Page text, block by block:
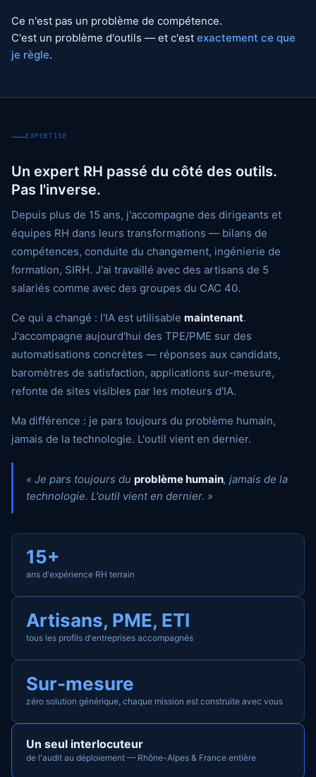
Ce n'est pas un problème de compétence.
C'est un problème d'outils — et c'est exactement ce que
je règle.
EXPERTISE
Un expert RH passé du côté des outils.
Pas l'inverse.
Depuis plus de 15 ans, j'accompagne des dirigeants et
équipes RH dans leurs transformations — bilans de
compétences, conduite du changement, ingénierie de
formation, SIRH. J'ai travaillé avec des artisans de 5
salariés comme avec des groupes du CAC 40.
Ce qui a changé : l'IA est utilisable maintenant.
J'accompagne aujourd'hui des TPE/PME sur des
automatisations concrètes — réponses aux candidats,
baromètres de satisfaction, applications sur-mesure,
refonte de sites visibles par les moteurs d'IA.
Ma différence : je pars toujours du problème humain,
jamais de la technologie. L'outil vient en dernier.
« Je pars toujours du problème humain, jamais de la
technologie. L'outil vient en dernier. »
15+
ans d'expérience RH terrain
Artisans, PME, ETI
tous les profils d'entreprises accompagnés
Sur-mesure
zéro solution générique, chaque mission est construite avec vous
Un seul interlocuteur
de l'audit au déploiement — Rhône-Alpes & France entière